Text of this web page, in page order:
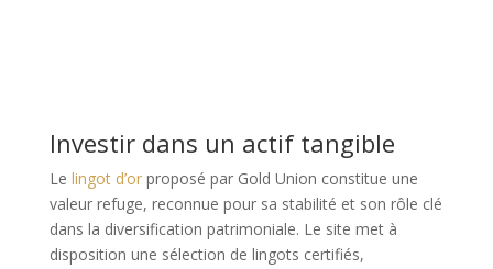
Investir dans un actif tangible
Le lingot d’orproposé par Gold Union constitue une
valeur refuge, reconnue pour sa stabilité et son rôle clé
dans la diversification patrimoniale. Le site met à
disposition une sélection de lingots certifiés,